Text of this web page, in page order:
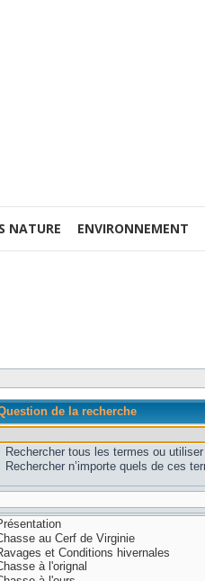
NATURE ENVIRONNEMENT
de la recherche
Rechercher tous les termes ou
Rechercher n’importe quels de ces